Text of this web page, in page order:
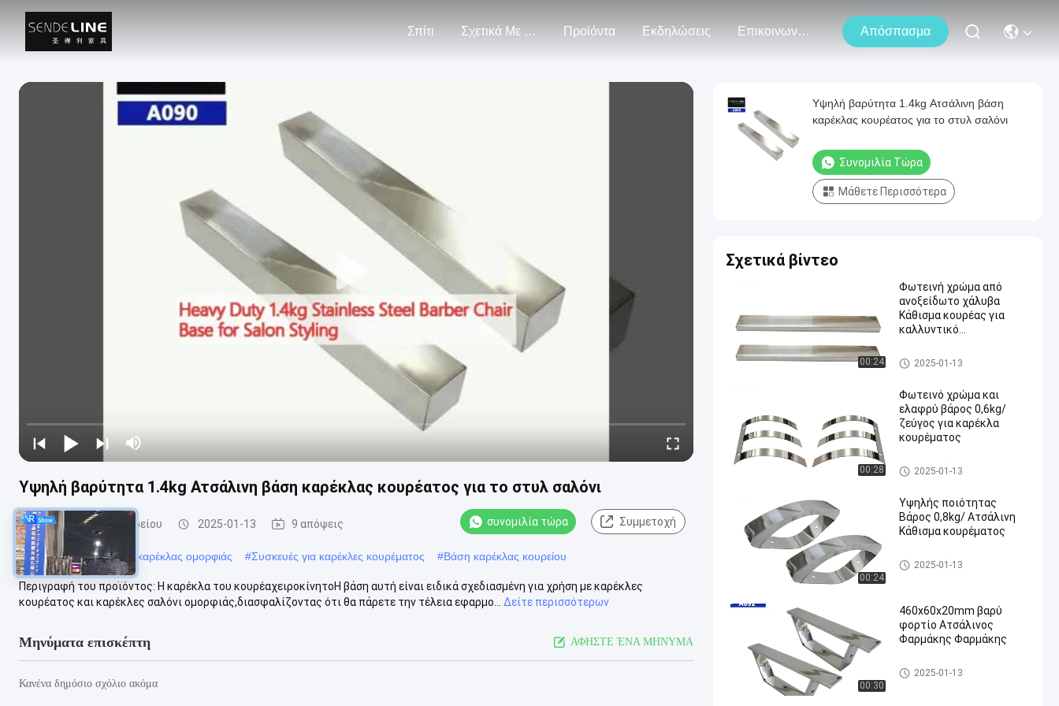
Σπίτι Σχετικά Με Εμάς Προϊόντα Εκδηλώσεις Επικοινωνήστε Μαζί Μας Απόσπασμα
Υψηλή βαρύτητα 1.4kg Ατσάλινη βάση καρέκλας κουρέατος για το στυλ σαλόνι
Βάση καρέκλας κουρείου 2025-01-13 9 απόψεις συνομιλία τώρα Συμμετοχή
# Αντικατάσταση βάσης καρέκλας ομορφιάς #Συσκευές για καρέκλες κουρέματος #Βάση καρέκλας κουρείου
Περιγραφή του προϊόντος: Η καρέκλα του κουρέαχειροκίνητοΗ βάση αυτή είναι ειδικά σχεδιασμένη για χρήση με καρέκλες
κουρέατος και καρέκλες σαλόνι ομορφιάς,διασφαλίζοντας ότι θα πάρετε την τέλεια εφαρμο...
Δείτε περισσότερων
Μηνύματα επισκέπτη ΑΦΗΣΤΕ ΈΝΑ ΜΗΝΥΜΑ
Κανένα δημόσιο σχόλιο ακόμα
Υψηλή βαρύτητα 1.4kg Ατσάλινη βάση
καρέκλας κουρέατος για το στυλ σαλόνι
Συνομιλία Τώρα
Μάθετε Περισσότερα
Σχετικά βίντεο
00:24
Φωτεινή χρώμα από
ανοξείδωτο χάλυβα
Κάθισμα κουρέας για
καλλυντικό
Βάση καρέκλας κουρείου
2025-01-13
00:28
Φωτεινό χρώμα και
ελαφρύ βάρος 0,6kg/
ζεύγος για καρέκλα
κουρέματος
Βάση καρέκλας κουρείου
2025-01-13
00:24
Υψηλής ποιότητας
Βάρος 0,8kg/ Ατσάλινη
Κάθισμα κουρέματος
Βάση καρέκλας κουρείου
2025-01-13
00:30
460x60x20mm βαρύ
φορτίο Ατσάλινος
Φαρμάκης Φαρμάκης
Βάση καρέκλας κουρείου
2025-01-13